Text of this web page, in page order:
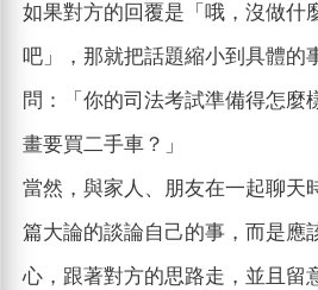
如果對方的回覆是「哦，沒做什
吧」，那就把話題縮小到具體的
問：「你的司法考試準備得怎麼
畫要買二手車？」
當然，與家人、朋友在一起聊天
篇大論的談論自己的事，而是應
心，跟著對方的思路走，並且留